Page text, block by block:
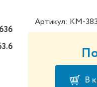
636
Артикул: КМ-
В